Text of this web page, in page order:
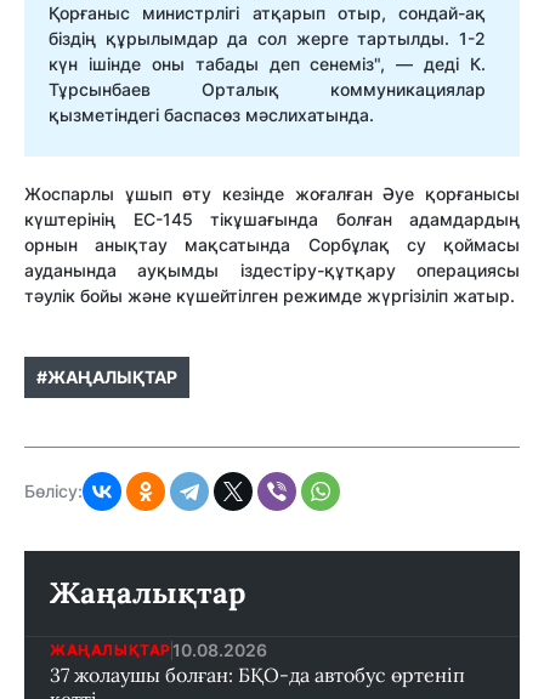
Қорғаныс министрлігі атқарып отыр, сондай-ақ
біздің құрылымдар да сол жерге тартылды. 1-2
күн ішінде оны табады деп сенеміз", — деді К.
Тұрсынбаев Орталық коммуникациялар
қызметіндегі баспасөз мәслихатында.
Жоспарлы ұшып өту кезінде жоғалған Әуе қорғанысы
күштерінің EC-145 тікұшағында болған адамдардың
орнын анықтау мақсатында Сорбұлақ су қоймасы
ауданында ауқымды іздестіру-құтқару операциясы
тәулік бойы және күшейтілген режимде жүргізіліп жатыр.
#ЖАҢАЛЫҚТАР
Бөлісу:
Жаңалықтар
ЖАҢАЛЫҚТАР10.08.2026
37 жолаушы болған: БҚО-да автобус өртеніп